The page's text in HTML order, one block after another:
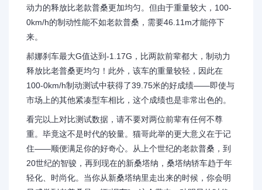
动力的释放比老款普桑更加均匀。但由于重量较大，100-
0km/h的制动性能不如老款普桑，需要46.11m才能停下
来。
郝娜刹车最大G值达到-1.17G，比两款前辈都大，制动力
释放比老普桑更均匀！此外，该车的重量较轻，因此在
100-0km/h制动测试中获得了39.75米的好成绩——即使与
市场上的其他紧凑型车相比，这个成绩也是非常出色的。
看完以上对比测试数据，请不要对两位前辈有任何不尊
重。毕竟这不是时代的较量。猫哥此举的更大意义在于记
住——顺便满足你的好奇心。从上个世纪的老款普桑，到
20世纪的智骏，再到现在的新桑塔纳，桑塔纳轿车趋于年
轻化、时尚化。当你从新桑塔纳里走出来的时候，你会明